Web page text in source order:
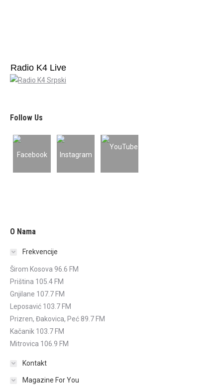
Radio K4 Live
Follow Us
O Nama
Frekvencije
Širom Kosova 96.6 FM
Priština 105.4 FM
Gnjilane 107.7 FM
Leposavić 103.7 FM
Prizren, Đakovica, Peć 89.7 FM
Kačanik 103.7 FM
Mitrovica 106.9 FM
Kontakt
Magazine For You